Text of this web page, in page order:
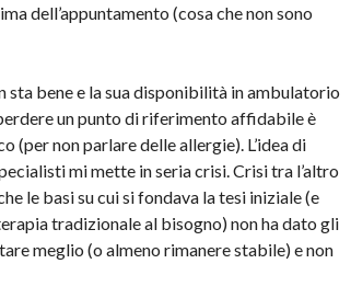
dell’appuntamento (cosa che non sono
sta bene e la sua disponibilità in ambulatorio
un punto di riferimento affidabile è
(per non parlare delle allergie). L’idea di
mi mette in seria crisi. Crisi tra l’altro
le basi su cui si fondava la tesi iniziale (e
tradizionale al bisogno) non ha dato gli
meglio (o almeno rimanere stabile) e non